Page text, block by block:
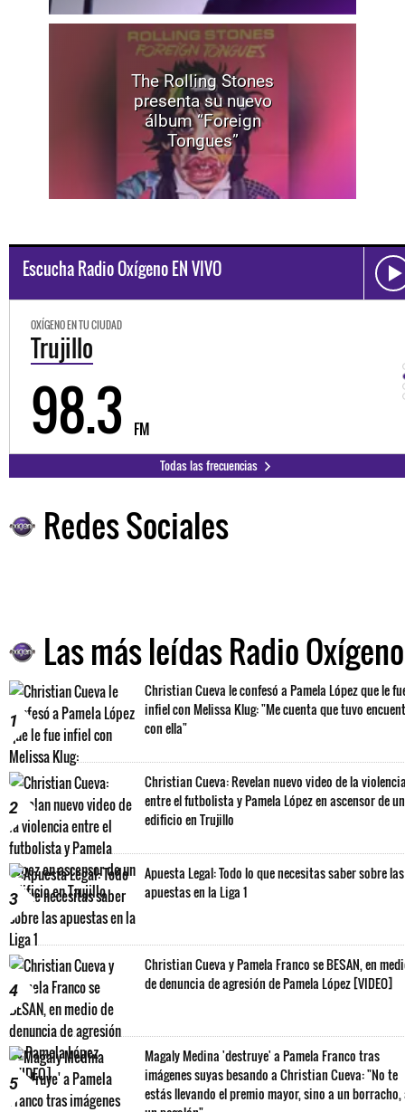
The Rolling Stones
presenta su nuevo
álbum “Foreign
Tongues”
Escucha Radio Oxígeno EN VIVO
OXÍGENO EN TU CIUDAD
Trujillo
98.3 FM
Todas las frecuencias
Redes Sociales
Las más leídas Radio Oxígeno
1
Christian Cueva le confesó a Pamela López que le
infiel con Melissa Klug: "Me cuenta que tuvo
con ella"
2
Christian Cueva: Revelan nuevo video de la
entre el futbolista y Pamela López en ascensor de un
edificio en Trujillo
3
Apuesta Legal: Todo lo que necesitas saber sobre las
apuestas en la Liga 1
4
Christian Cueva y Pamela Franco se BESAN, en
de denuncia de agresión de Pamela López [VIDEO]
5
Magaly Medina 'destruye' a Pamela Franco tras
imágenes suyas besando a Christian Cueva: "No te
estás llevando el premio mayor, sino a un borracho,